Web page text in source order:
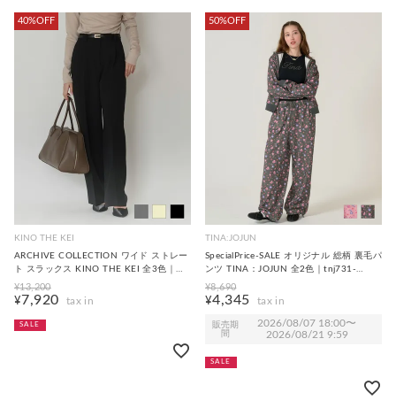
40%OFF
KINO THE KEI
ARCHIVE COLLECTION ワイド ストレー
ト スラックス KINO THE KEI 全3色｜
ktk731-0113【2】
¥13,200
¥7,920
SALE
50%OFF
TINA:JOJUN
SpecialPrice-SALE オリジナル 総柄 裏毛パ
ンツ TINA：JOJUN 全2色｜tnj731-
1096【3】
¥8,690
¥4,345
販売期
間
2026/08/07 18:00〜
2026/08/21 9:59
SALE